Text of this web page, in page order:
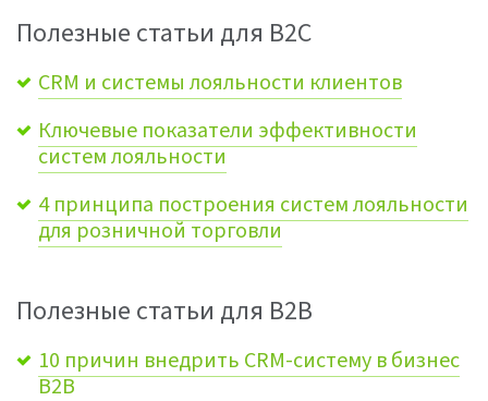
Полезные статьи для B2C
CRM и системы лояльности клиентов
Ключевые показатели эффективности
систем лояльности
4 принципа построения систем лояльности
для розничной торговли
Полезные статьи для B2B
10 причин внедрить CRM-систему в бизнес
B2B